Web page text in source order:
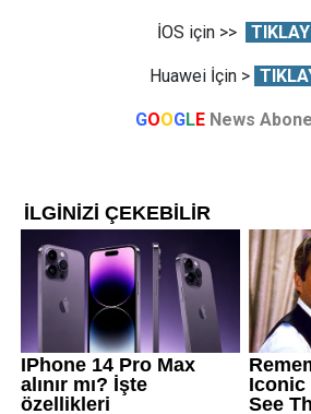
İOS için >>
Huawei İçin >
GOOGLE News